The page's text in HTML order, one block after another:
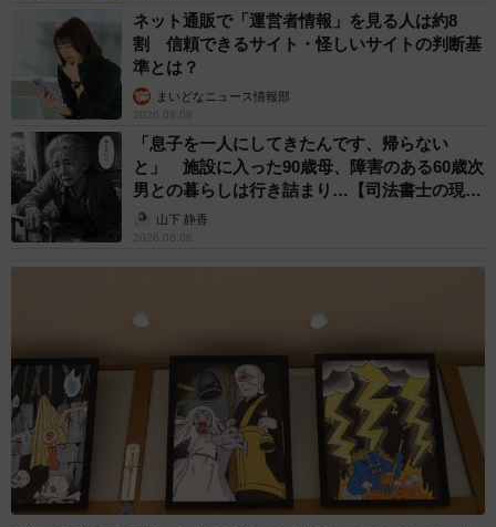
ネット通販で「運営者情報」を見る人は約8
割 信頼できるサイト・怪しいサイトの判断基
準とは？
まいどなニュース情報部
2026.08.08
「息子を一人にしてきたんです、帰らない
と」 施設に入った90歳母、障害のある60歳次
男との暮らしは行き詰まり…【司法書士の現場
から】山下 静香
2026.08.08